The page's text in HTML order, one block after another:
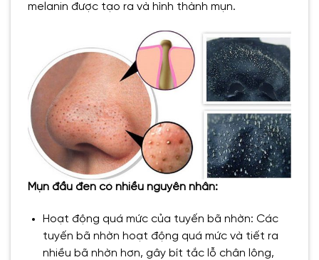
melanin được tạo ra và hình thành mụn.
Mụn đầu đen có nhiều nguyên nhân:
Hoạt động quá mức của tuyến bã nhờn: Các
tuyến bã nhờn hoạt động quá mức và tiết ra
nhiều bã nhờn hơn, gây bít tắc lỗ chân lông,